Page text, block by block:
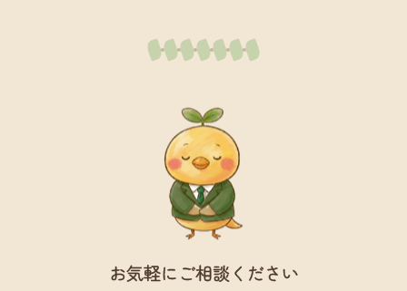
お気軽にご相談ください